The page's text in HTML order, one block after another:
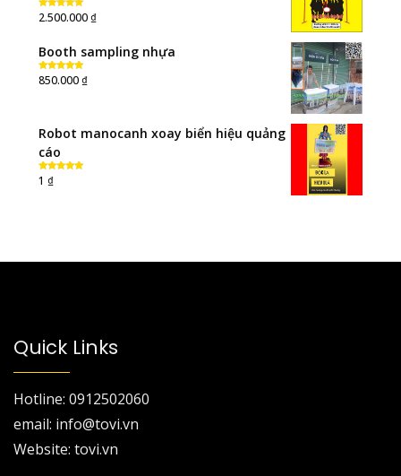
Rated5.00
out of 5
2.500.000₫
Booth sampling nhựa
Rated5.00
out of 5
850.000₫
Robot manocanh xoay biển hiệu quảng
cáo
Rated
out of 5
1 ₫
Quick Links
Hotline: 0912502060
email: info@tovi.vn
Website: tovi.vn